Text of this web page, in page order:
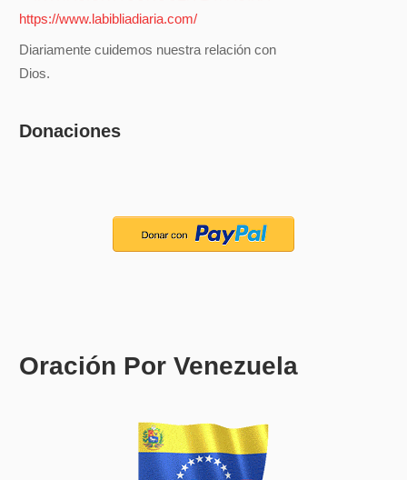
Diariamente cuidemos nuestra relación con
Dios.
Donaciones
Oración Por Venezuela